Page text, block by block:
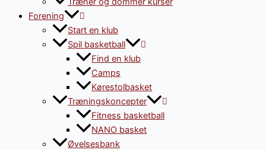
Forening
Start en klub
Spil basketball
Find en klub
Camps
Kørestolbasket
Træningskoncepter
Fitness basketball
NANO basket
Øvelsesbank